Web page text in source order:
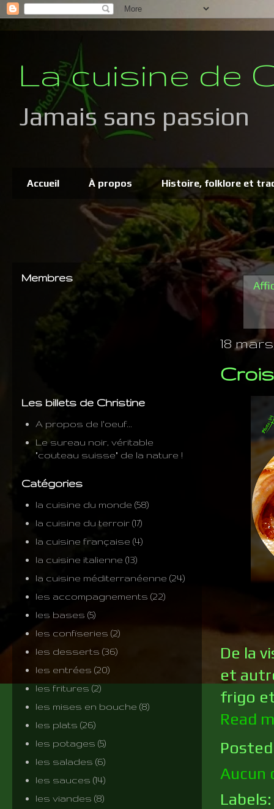
La cuisine de
Jamais sans passion
Accueil À propos Histoire, folklore et
18
De la
et
frigo
Read
Aucun
Membres
Les billets de Christine
A propos de l'oeuf...
Le sureau noir, véritable
"couteau suisse" de la nature !
Catégories
la cuisine du monde (58)
la cuisine du terroir (17)
la cuisine française (4)
la cuisine italienne (13)
la cuisine méditerranéenne (24)
les accompagnements (22)
les bases (5)
les confiseries (2)
les desserts (36)
les entrées (20)
les fritures (2)
les mises en bouche (8)
les plats (26)
les potages (5)
les salades (6)
les sauces (14)
les viandes (8)